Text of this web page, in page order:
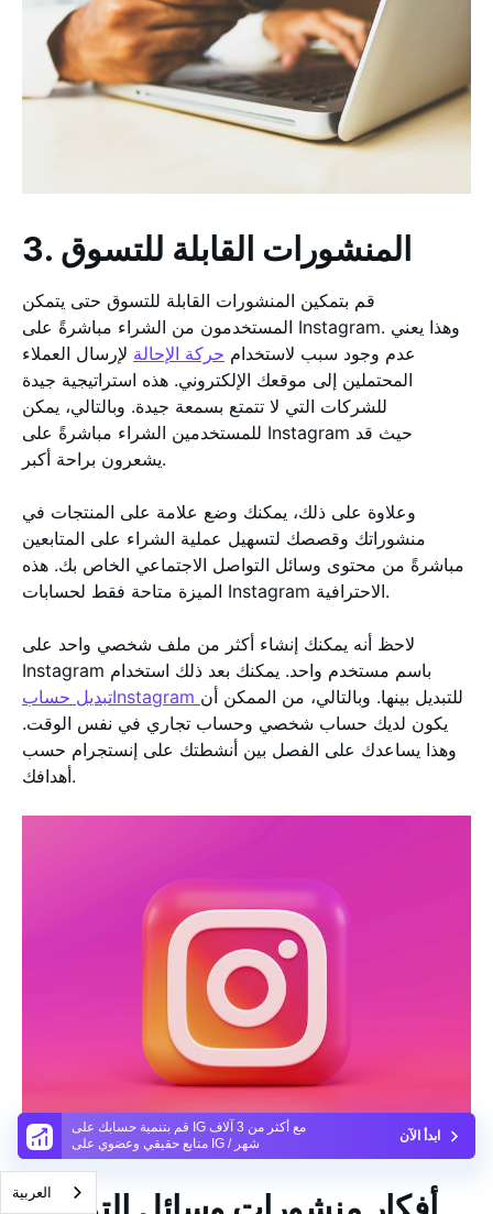
قم بتنمية حسابك على IG مع أكثر من 3 آلاف
متابع حقيقي وعضوي على IG / شهر
ابدأ الآن
3. المنشورات القابلة للتسوق
قم بتمكين المنشورات القابلة للتسوق حتى يتمكن
المستخدمون من الشراء مباشرةً على Instagram. وهذا يعني
عدم وجود سبب لاستخدام حركة الإحالة لإرسال العملاء
المحتملين إلى موقعك الإلكتروني. هذه استراتيجية جيدة
للشركات التي لا تتمتع بسمعة جيدة. وبالتالي، يمكن
للمستخدمين الشراء مباشرةً على Instagram حيث قد
يشعرون براحة أكبر.
وعلاوة على ذلك، يمكنك وضع علامة على المنتجات في
منشوراتك وقصصك لتسهيل عملية الشراء على المتابعين
مباشرةً من محتوى وسائل التواصل الاجتماعي الخاص بك. هذه
الميزة متاحة فقط لحسابات Instagram الاحترافية.
لاحظ أنه يمكنك إنشاء أكثر من ملف شخصي واحد على
Instagram باسم مستخدم واحد. يمكنك بعد ذلك استخدام
تبديل حسابInstagram للتبديل بينها. وبالتالي، من الممكن أن
يكون لديك حساب شخصي وحساب تجاري في نفس الوقت.
وهذا يساعدك على الفصل بين أنشطتك على إنستجرام حسب
أهدافك.
العربية‏